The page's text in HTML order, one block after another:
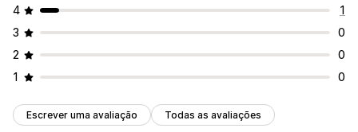
4
1
3
0
2
0
1
0
Escrever uma avaliação Todas as avaliações